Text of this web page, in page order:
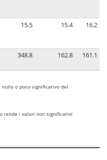
15.5 15.4 16.2
348.8 162.8 161.1
o poco significativo del
rende i valori non significativi